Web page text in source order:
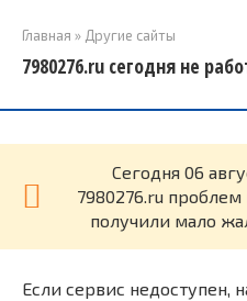
Главная » Другие сайты
7980276.ru сегодня не
Cегодня 06
7980276.ru
получили мало
Если сервис недоступен,